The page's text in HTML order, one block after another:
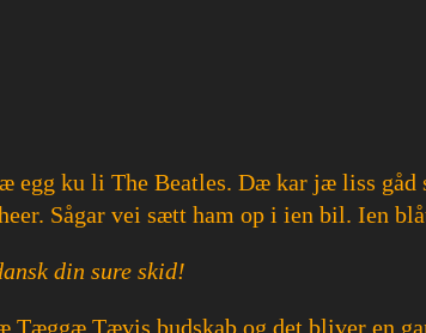
egg ku li The Beatles. Dæ kar jæ liss
Sågar vei sætt ham op i ien bil. Ien
din sure skid!
Tæggæ Tævis budskab og det bliver en